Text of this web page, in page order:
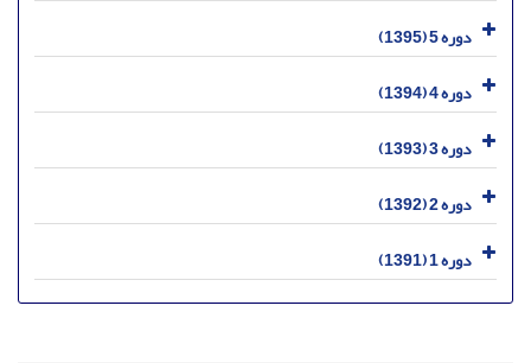
دوره 5 (1395)
دوره 4 (1394)
دوره 3 (1393)
دوره 2 (1392)
دوره 1 (1391)